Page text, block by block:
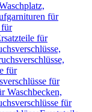
für
für
für
für
für
Waschbecken,
für